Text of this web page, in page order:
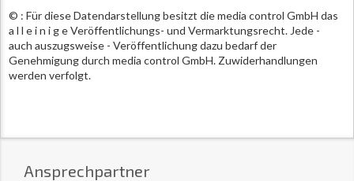
© : Für diese Datendarstellung besitzt die media control GmbH das
a l l e i n i g e Veröffentlichungs- und Vermarktungsrecht. Jede -
auch auszugsweise - Veröffentlichung dazu bedarf der
Genehmigung durch media control GmbH. Zuwiderhandlungen
werden verfolgt.
Ansprechpartner